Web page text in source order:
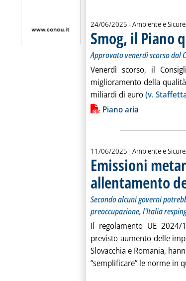
24/06/2025 - Ambiente e
Smog, il Piano
Approvato venerdì scorso dal
Venerdì scorso, il
miglioramento della
miliardi di euro(v.
Lista allegati PDF
Piano aria
11/06/2025 - Ambiente e
Emissioni
allentamento
Secondo alcuni governi
preoccupazione, l'Italia
Il regolamento UE
previsto aumento delle
Slovacchia e Romania,
“semplificare” le norme in